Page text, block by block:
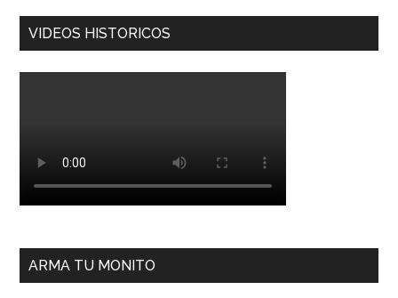
VIDEOS HISTORICOS
ARMA TU MONITO